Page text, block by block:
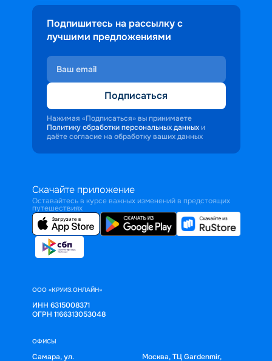
Подпишитесь на рассылку с
лучшими предложениями
Подписаться
Нажимая «Подписаться» вы принимаете
Политику обработки персональных данных и
даёте согласие на обработку ваших данных
Скачайте приложение
Оставайтесь в курсе важных изменений в предстоящих
путешествиях
ООО «КРУИЗ.ОНЛАЙН»
ИНН 6315008371
ОГРН 1166313053048
ОФИСЫ
Самара, ул. Москва, ТЦ Gardenmir,